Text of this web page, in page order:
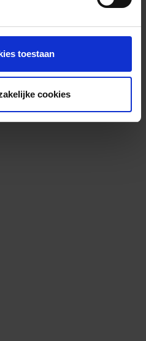
toestaan
cookies